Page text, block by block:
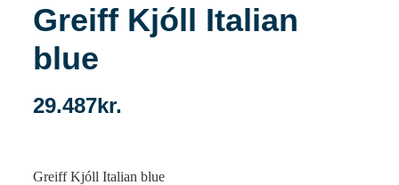
Greiff Kjóll Italian
blue
29.487kr.
Greiff Kjóll Italian blue